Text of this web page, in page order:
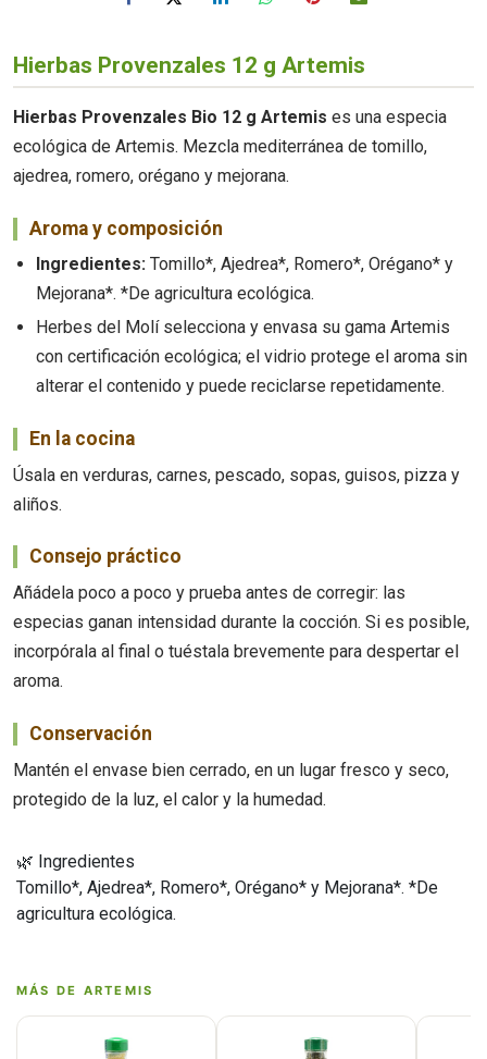
Hierbas Provenzales 12 g Artemis
Hierbas Provenzales Bio 12 g Artemis es una especia
ecológica de Artemis. Mezcla mediterránea de tomillo,
ajedrea, romero, orégano y mejorana.
Aroma y composición
Ingredientes:Tomillo*, Ajedrea*, Romero*, Orégano* y
Mejorana*. *De agricultura ecológica.
Herbes del Molí selecciona y envasa su gama Artemis
con certificación ecológica; el vidrio protege el aroma sin
alterar el contenido y puede reciclarse repetidamente.
En la cocina
Úsala en verduras, carnes, pescado, sopas, guisos, pizza y
aliños.
Consejo práctico
Añádela poco a poco y prueba antes de corregir: las
especias ganan intensidad durante la cocción. Si es posible,
incorpórala al final o tuéstala brevemente para despertar el
aroma.
Conservación
Mantén el envase bien cerrado, en un lugar fresco y seco,
protegido de la luz, el calor y la humedad.
🌿 Ingredientes
Tomillo*, Ajedrea*, Romero*, Orégano* y Mejorana*. *De
agricultura ecológica.
MÁS DE ARTEMIS